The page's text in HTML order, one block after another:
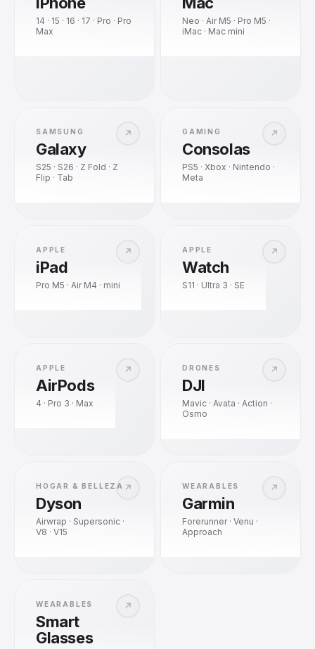
14 · 15 · 16 · 17 · Pro · Pro
Max
Neo · Air M5 · Pro M5 ·
iMac · Mac mini
↗
SAMSUNG
Galaxy
S25 · S26 · Z Fold · Z
Flip · Tab
↗
GAMING
Consolas
PS5 · Xbox · Nintendo ·
Meta
↗
APPLE
iPad
Pro M5 · Air M4 · mini
↗
APPLE
Watch
S11 · Ultra 3 · SE
↗
APPLE
AirPods
4 · Pro 3 · Max
↗
DRONES
DJI
Mavic · Avata · Action ·
Osmo
↗
HOGAR & BELLEZA
Dyson
Airwrap · Supersonic ·
V8 · V15
↗
WEARABLES
Garmin
Forerunner · Venu ·
Approach
↗
WEARABLES
Smart
Glasses